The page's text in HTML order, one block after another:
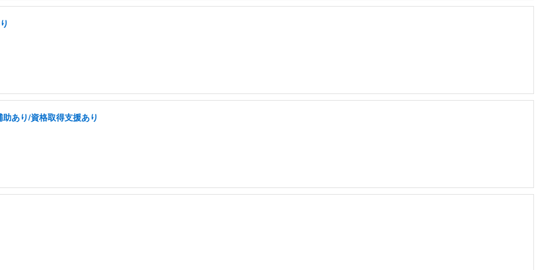
あり/資格取得支援あり